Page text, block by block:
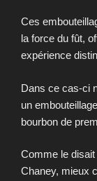
Ces
la force du fût,
expérience
Dans ce cas-ci
un
bourbon de
Comme le disait
Chaney, mieux